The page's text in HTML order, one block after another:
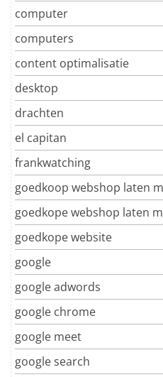
computer
computers
content optimalisatie
desktop
drachten
el capitan
frankwatching
goedkoop webshop laten
goedkope webshop laten
goedkope website
google
google adwords
google chrome
google meet
google search